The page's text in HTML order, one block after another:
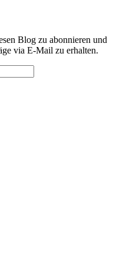
Blog zu abonnieren und
via E-Mail zu erhalten.